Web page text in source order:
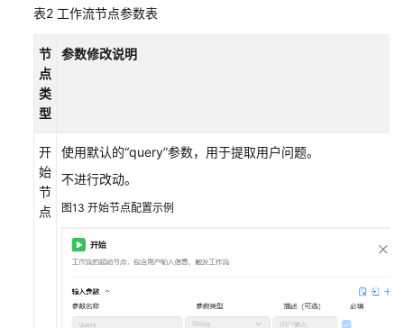
表2 工作流节点参数表
节
点
类
型
参数修改说明
开
始
节
点
使用默认的“query”参数，用于提取用户问题。
不进行改动。
图13 开始节点配置示例